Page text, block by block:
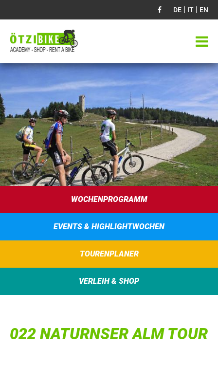
DE | IT | EN
WOCHENPROGRAMM
EVENTS & HIGHLIGHTWOCHEN
TOURENPLANER
VERLEIH & SHOP
022 NATURNSER ALM TOUR